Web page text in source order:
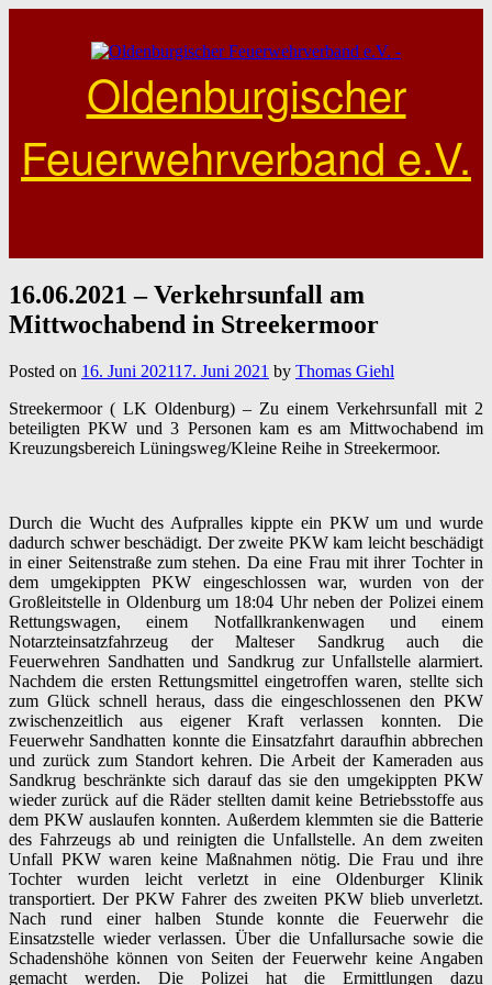
Oldenburgischer
Feuerwehrverband e.V.
16.06.2021 – Verkehrsunfall am
Mittwochabend in Streekermoor
Posted on 16. Juni 202117. Juni 2021 by Thomas Giehl
Streekermoor ( LK Oldenburg) – Zu einem Verkehrsunfall mit 2
beteiligten PKW und 3 Personen kam es am Mittwochabend im
Kreuzungsbereich Lüningsweg/Kleine Reihe in Streekermoor.
Durch die Wucht des Aufpralles kippte ein PKW um und wurde
dadurch schwer beschädigt. Der zweite PKW kam leicht beschädigt
in einer Seitenstraße zum stehen. Da eine Frau mit ihrer Tochter in
dem umgekippten PKW eingeschlossen war, wurden von der
Großleitstelle in Oldenburg um 18:04 Uhr neben der Polizei einem
Rettungswagen, einem Notfallkrankenwagen und einem
Notarzteinsatzfahrzeug der Malteser Sandkrug auch die
Feuerwehren Sandhatten und Sandkrug zur Unfallstelle alarmiert.
Nachdem die ersten Rettungsmittel eingetroffen waren, stellte sich
zum Glück schnell heraus, dass die eingeschlossenen den PKW
zwischenzeitlich aus eigener Kraft verlassen konnten. Die
Feuerwehr Sandhatten konnte die Einsatzfahrt daraufhin abbrechen
und zurück zum Standort kehren. Die Arbeit der Kameraden aus
Sandkrug beschränkte sich darauf das sie den umgekippten PKW
wieder zurück auf die Räder stellten damit keine Betriebsstoffe aus
dem PKW auslaufen konnten. Außerdem klemmten sie die Batterie
des Fahrzeugs ab und reinigten die Unfallstelle. An dem zweiten
Unfall PKW waren keine Maßnahmen nötig. Die Frau und ihre
Tochter wurden leicht verletzt in eine Oldenburger Klinik
transportiert. Der PKW Fahrer des zweiten PKW blieb unverletzt.
Nach rund einer halben Stunde konnte die Feuerwehr die
Einsatzstelle wieder verlassen. Über die Unfallursache sowie die
Schadenshöhe können von Seiten der Feuerwehr keine Angaben
gemacht werden. Die Polizei hat die Ermittlungen dazu